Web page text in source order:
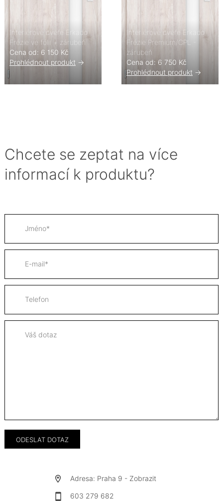
Interiérové dveře Erkado
Frézie ve fólii + zárubeň
Cena od: 6 150 Kč
Prohlédnout produkt ->
Interiérové dveře Erkado
Frézie Premium/CPL -
zárubeň
Cena od: 6 750 Kč
Prohlédnout produkt ->
Chcete se zeptat na více
informací k produktu?
Adresa: Praha 9 - Zobrazit
603 279 682